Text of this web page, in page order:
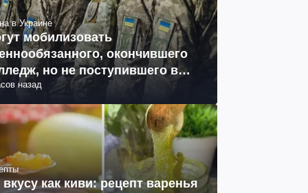
в Украине
мобилизовать
окончившего
но не поступившего в
объяснение юриста
назад
как киви: рецепт варенья